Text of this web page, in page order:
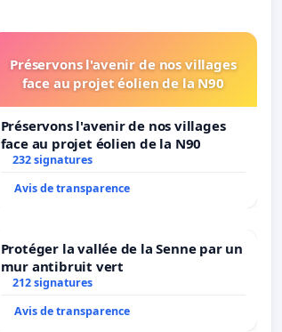
Préservons l'avenir de nos villages
face au projet éolien de la N90
Préservons l'avenir de nos villages
face au projet éolien de la N90
232 signatures
Avis de transparence
Protéger la vallée de la Senne par un
mur antibruit vert
212 signatures
Avis de transparence